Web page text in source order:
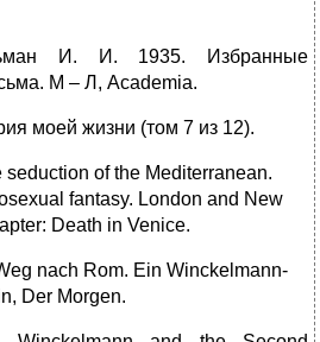
И. И. 1935. Избранные
М – Л, Academia.
моей жизни (том 7 из 12).
of the Mediterranean.
fantasy. London and New
Death in Venice.
nach Rom. Ein Winckelmann-
Der Morgen.